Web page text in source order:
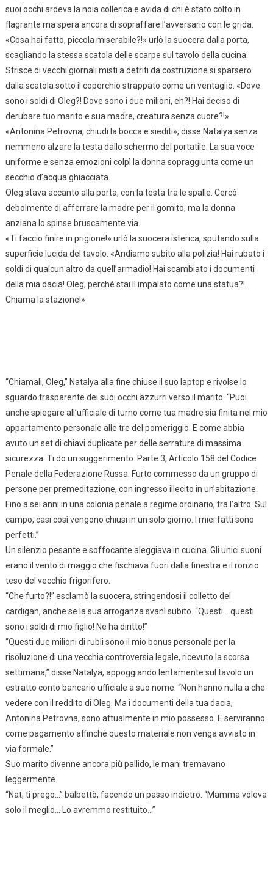
suoi occhi ardeva la noia collerica e avida di chi è stato colto in
flagrante ma spera ancora di sopraffare l’avversario con le grida.
«Cosa hai fatto, piccola miserabile?!» urlò la suocera dalla porta,
scagliando la stessa scatola delle scarpe sul tavolo della cucina.
Strisce di vecchi giornali misti a detriti da costruzione si sparsero
dalla scatola sotto il coperchio strappato come un ventaglio. «Dove
sono i soldi di Oleg?! Dove sono i due milioni, eh?! Hai deciso di
derubare tuo marito e sua madre, creatura senza cuore?!»
«Antonina Petrovna, chiudi la bocca e siediti», disse Natalya senza
nemmeno alzare la testa dallo schermo del portatile. La sua voce
uniforme e senza emozioni colpì la donna sopraggiunta come un
secchio d’acqua ghiacciata.
Oleg stava accanto alla porta, con la testa tra le spalle. Cercò
debolmente di afferrare la madre per il gomito, ma la donna
anziana lo spinse bruscamente via.
«Ti faccio finire in prigione!» urlò la suocera isterica, sputando sulla
superficie lucida del tavolo. «Andiamo subito alla polizia! Hai rubato i
soldi di qualcun altro da quell’armadio! Hai scambiato i documenti
della mia dacia! Oleg, perché stai lì impalato come una statua?!
Chiama la stazione!»
“Chiamali, Oleg,” Natalya alla fine chiuse il suo laptop e rivolse lo
sguardo trasparente dei suoi occhi azzurri verso il marito. “Puoi
anche spiegare all’ufficiale di turno come tua madre sia finita nel mio
appartamento personale alle tre del pomeriggio. E come abbia
avuto un set di chiavi duplicate per delle serrature di massima
sicurezza. Ti do un suggerimento: Parte 3, Articolo 158 del Codice
Penale della Federazione Russa. Furto commesso da un gruppo di
persone per premeditazione, con ingresso illecito in un’abitazione.
Fino a sei anni in una colonia penale a regime ordinario, tra l’altro. Sul
campo, casi così vengono chiusi in un solo giorno. I miei fatti sono
perfetti.”
Un silenzio pesante e soffocante aleggiava in cucina. Gli unici suoni
erano il vento di maggio che fischiava fuori dalla finestra e il ronzio
teso del vecchio frigorifero.
“Che furto?!” esclamò la suocera, stringendosi il colletto del
cardigan, anche se la sua arroganza svanì subito. “Questi… questi
sono i soldi di mio figlio! Ne ha diritto!”
“Questi due milioni di rubli sono il mio bonus personale per la
risoluzione di una vecchia controversia legale, ricevuto la scorsa
settimana,” disse Natalya, appoggiando lentamente sul tavolo un
estratto conto bancario ufficiale a suo nome. “Non hanno nulla a che
vedere con il reddito di Oleg. Ma i documenti della tua dacia,
Antonina Petrovna, sono attualmente in mio possesso. E serviranno
come pagamento affinché questo materiale non venga avviato in
via formale.”
Suo marito divenne ancora più pallido, le mani tremavano
leggermente.
“Nat, ti prego…” balbettò, facendo un passo indietro. “Mamma voleva
solo il meglio… Lo avremmo restituito…”